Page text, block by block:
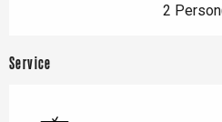
2
Service